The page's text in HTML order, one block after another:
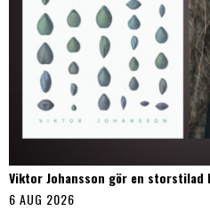
Viktor Johansson gör en storstilad
6 AUG 2026